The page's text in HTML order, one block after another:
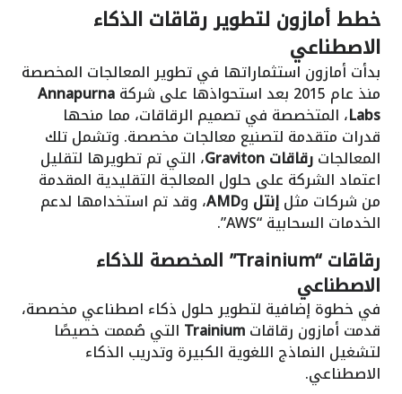
خطط أمازون لتطوير رقاقات الذكاء
الاصطناعي
بدأت أمازون استثماراتها في تطوير المعالجات المخصصة
منذ عام 2015 بعد استحواذها على شركة Annapurna
Labs، المتخصصة في تصميم الرقاقات، مما منحها
قدرات متقدمة لتصنيع معالجات مخصصة. وتشمل تلك
المعالجاترقاقات Graviton ، التي تم تطويرها لتقليل
اعتماد الشركة على حلول المعالجة التقليدية المقدمة
من شركات مثلإنتل وAMD، وقد تم استخدامها لدعم
الخدمات السحابية “AWS”.
رقاقات “Trainium” المخصصة للذكاء
الاصطناعي
في خطوة إضافية لتطوير حلول ذكاء اصطناعي مخصصة،
قدمت أمازون رقاقاتTrainium التي صُممت خصيصًا
لتشغيل النماذج اللغوية الكبيرة وتدريب الذكاء
الاصطناعي.